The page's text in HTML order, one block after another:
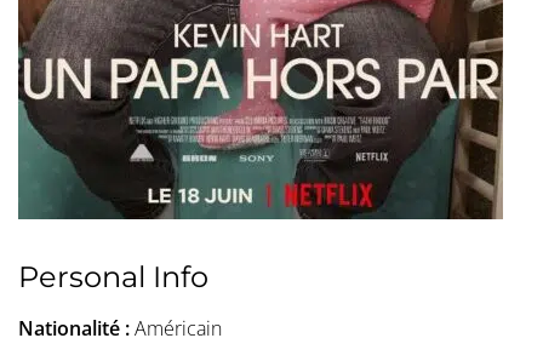
Personal Info
Nationalité :Américain